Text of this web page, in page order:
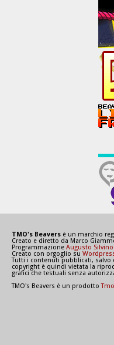
TMO's Beavers è un marchio
Creato e diretto da Marco
Programmazione Augusto Silvino
Creato con orgoglio su
Tutti i contenuti pubblicati, salvo
copyright è quindi vietata la
grafici che testuali senza
TMO's Beavers è un prodotto